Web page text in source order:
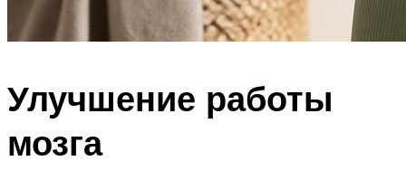
Улучшение работы
мозга